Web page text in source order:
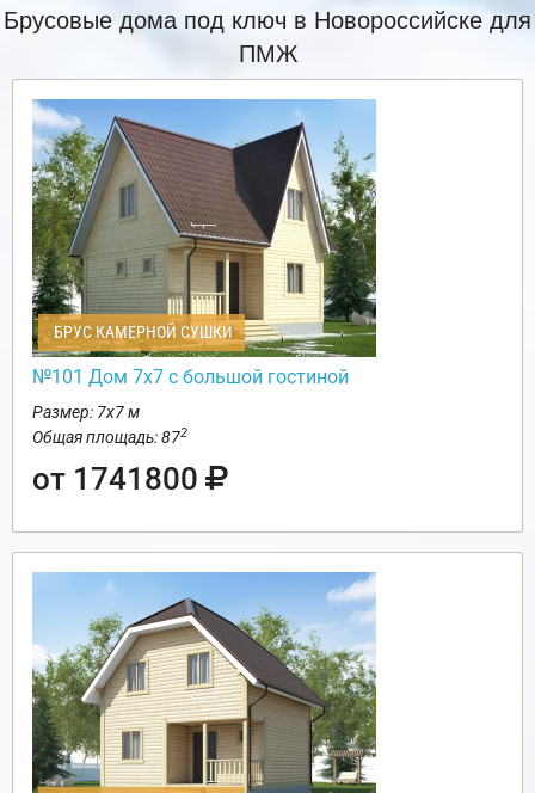
Брусовые дома под ключ в Новороссийске для
ПМЖ
БРУС КАМЕРНОЙ СУШКИ
№101 Дом 7х7 с большой гостиной
Размер: 7х7 м
Общая площадь: 872
от 1741800